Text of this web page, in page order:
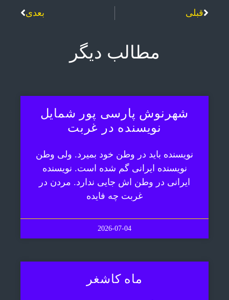
قبلی بعدی
مطالب دیگر
شهرنوش پارسی پور شمایل
نویسنده در غربت
نویسنده باید در وطن خود بمیرد. ولی وطن
نویسنده ایرانی گم شده است. نویسنده
ایرانی در وطن اش جایی ندارد. مردن در
غربت چه فایده
2026-07-04
ماه کاشغر